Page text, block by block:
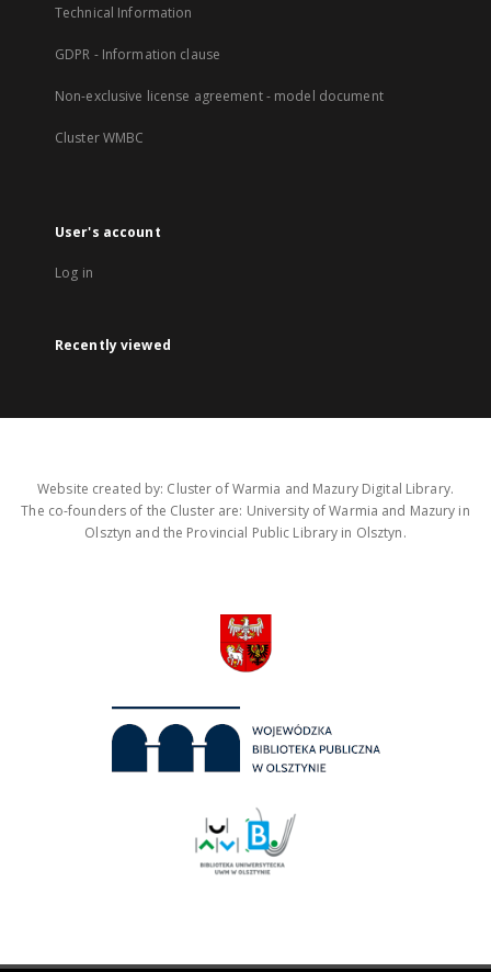
Technical Information
GDPR - Information clause
Non-exclusive license agreement - model document
Cluster WMBC
User's account
Log in
Recently viewed
Website created by: Cluster of Warmia and Mazury Digital Library.
The co-founders of the Cluster are: University of Warmia and Mazury in
Olsztyn and the Provincial Public Library in Olsztyn.